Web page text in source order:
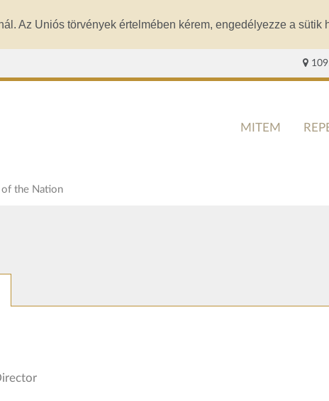
Az Uniós törvények értelmében kérem, engedélyezze a sütik
MITEM
the Nation